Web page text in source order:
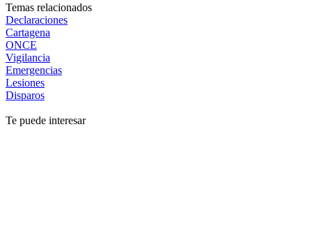
Temas relacionados
Declaraciones
Cartagena
ONCE
Vigilancia
Emergencias
Lesiones
Disparos
Te puede interesar